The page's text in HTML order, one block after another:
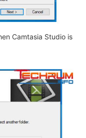
Camtasia Studio is